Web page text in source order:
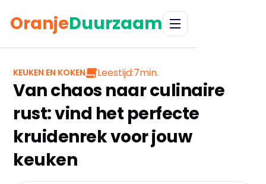
OranjeDuurzaam
KEUKEN EN KOKEN Leestijd:7min.
Van chaos naar culinaire
rust: vind het perfecte
kruidenrek voor jouw
keuken